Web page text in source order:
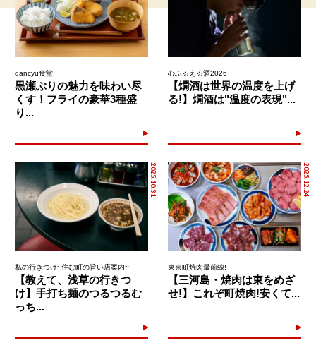
dancyu食堂
黒瀬ぶりの魅力を味わい尽
くす！フライの豪華3種盛
り...
心ふるえる酒2026
【燗酒は世界の温度を上げ
る!】燗酒は"温度の表現"...
2025.10.31
私の行きつけ~住む町の旨い店案内~
【教えて、浅草の行きつ
け】手打ち麺のつるつるむ
っち...
2025.12.24
東京町焼肉最前線!
【三河島・焼肉は東をめざ
せ!】これぞ町焼肉!安くて...